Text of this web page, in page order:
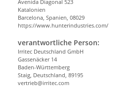
Avenida Diagonal 523
Katalonien
Barcelona, Spanien, 08029
https://www.hunterindustries.com/
verantwortliche Person:
Irritec Deutschland GmbH
Gassenäcker 14
Baden-Württemberg
Staig, Deutschland, 89195
vertrieb@irritec.com